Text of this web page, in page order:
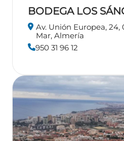
BODEGA LOS
Av. Unión Europea,
Mar, Almería
950 31 96 12